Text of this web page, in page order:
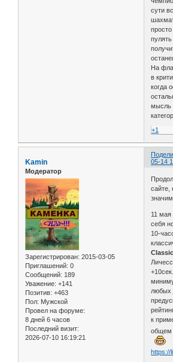
сути
На
в
когда
мысль
+1
05-14
Kamin
Модератор
Зарегистрирован: 2015-03-05
Приглашений: 0
Сообщений: 189
Уважение: +141
Позитив: +463
Пол: Мужской
Провел на форуме:
8 дней 6 часов
Последний визит:
2026-07-10 16:19:21
сайте,
11 мая
себя
10-
любых
к
общем
https://